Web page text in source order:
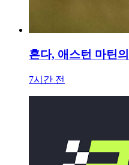
혼다, 애스턴 마틴
7시간 전